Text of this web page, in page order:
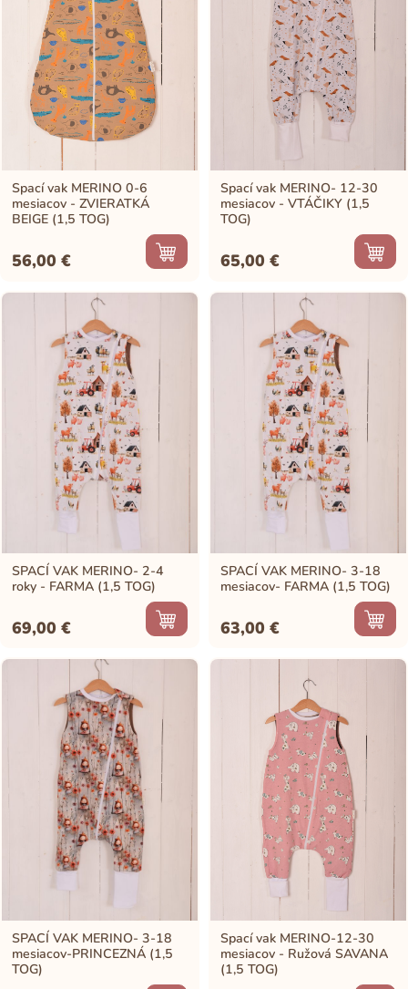
Spací vak MERINO 0-6
mesiacov - ZVIERATKÁ
BEIGE (1,5 TOG)
56,00€
Spací vak MERINO- 12-30
mesiacov - VTÁČIKY (1,5
TOG)
65,00€
SPACÍ VAK MERINO- 2-4
roky - FARMA (1,5 TOG)
69,00€
SPACÍ VAK MERINO- 3-18
mesiacov- FARMA (1,5 TOG)
63,00€
SPACÍ VAK MERINO- 3-18
mesiacov-PRINCEZNÁ (1,5
TOG)
Spací vak MERINO-12-30
mesiacov - Ružová SAVANA
(1,5 TOG)